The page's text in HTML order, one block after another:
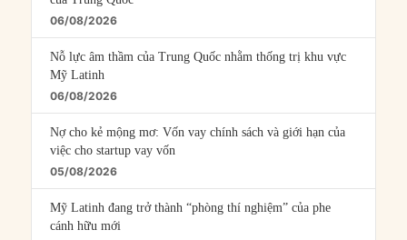
06/08/2026
Nỗ lực âm thầm của Trung Quốc nhằm thống trị khu vực
Mỹ Latinh
06/08/2026
Nợ cho kẻ mộng mơ: Vốn vay chính sách và giới hạn của
việc cho startup vay vốn
05/08/2026
Mỹ Latinh đang trở thành “phòng thí nghiệm” của phe
cánh hữu mới